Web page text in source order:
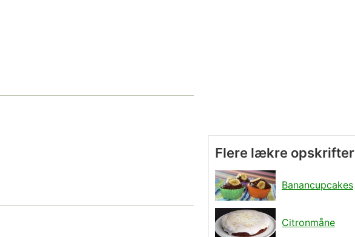
Flere lækre opskrifter
Banancupcakes
Citronmåne